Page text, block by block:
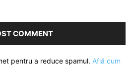
pentru a reduce spamul. Află cum